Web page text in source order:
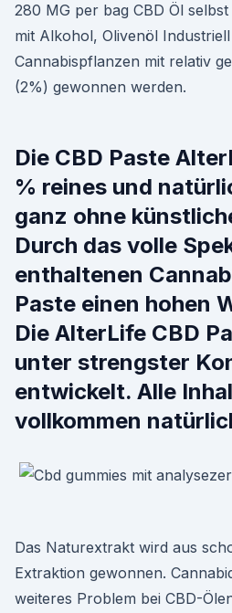
280 MG per bag CBD Öl
mit Alkohol, Olivenöl
Cannabispflanzen mit relativ
(2%) gewonnen werden.
Die CBD Paste
% reines und
ganz ohne
Durch das volle
enthaltenen
Paste einen hohen
Die AlterLife CBD
unter strengster
entwickelt. Alle
vollkommen
Das Naturextrakt wird aus
Extraktion gewonnen.
weiteres Problem bei CBD-